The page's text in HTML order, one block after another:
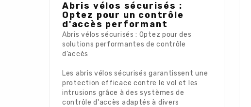
Abris vélos sécurisés :
Optez pour un contrôle
d'accès performant
Abris vélos sécurisés : Optez pour des
solutions performantes de contrôle
d’accès
Les abris vélos sécurisés garantissent une
protection efficace contre le vol et les
intrusions grâce à des systèmes de
contrôle d'accès adaptés à divers